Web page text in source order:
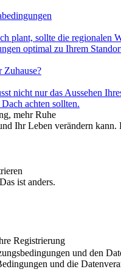
plant, sollte die regionalen
optimal zu Ihrem
Zuhause?
nicht nur das Aussehen
achten sollten.
mehr Ruhe
Ihr Leben verändern
ist anders.
Registrierung
und den
und die